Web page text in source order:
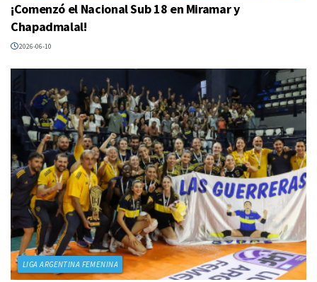
¡Comenzó el Nacional Sub 18 en Miramar y
Chapadmalal!
2026-06-10
LIGA ARGENTINA FEMENINA